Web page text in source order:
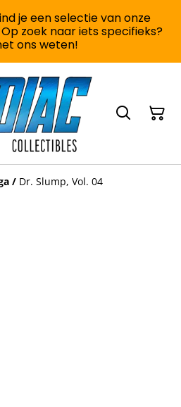
je een selectie van onze
zoek naar iets specifieks?
ons weten!
/ Dr. Slump, Vol. 04